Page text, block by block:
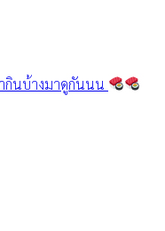
กินบ้างมาดูกันนน